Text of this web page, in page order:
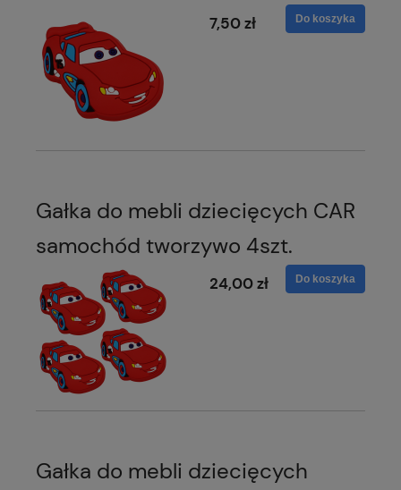
7,50 zł Do koszyka
Gałka do mebli dziecięcych CAR
samochód tworzywo 4szt.
24,00 zł Do koszyka
Gałka do mebli dziecięcych